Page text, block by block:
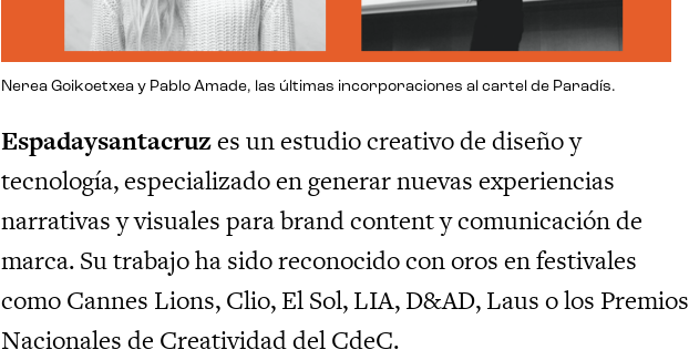
Nerea Goikoetxea y Pablo Amade, las últimas incorporaciones al cartel de Paradís.
Espadaysantacruzes un estudio creativo de diseño y
tecnología, especializado en generar nuevas experiencias
narrativas y visuales para brand content y comunicación de
marca. Su trabajo ha sido reconocido con oros en festivales
como Cannes Lions, Clio, El Sol, LIA, D&AD, Laus o los Premios
Nacionales de Creatividad del CdeC.